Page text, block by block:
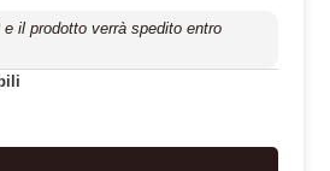
il prodotto verrà spedito entro